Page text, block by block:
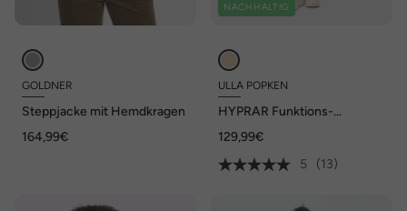
GOLDNER
Steppjacke mit Hemdkragen
164,99€
NACHHALTIG
ULLA POPKEN
HYPRAR Funktions-
wasserabweisend
129,99€
5
(13)